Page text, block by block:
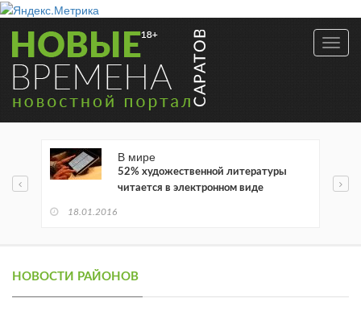
В мире
52% художественной литературы
читается в электронном виде
18.01.2016
НОВОСТИ РАЙОНОВ